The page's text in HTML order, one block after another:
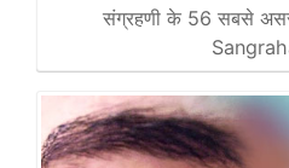
संग्रहणी के 56 सबसे